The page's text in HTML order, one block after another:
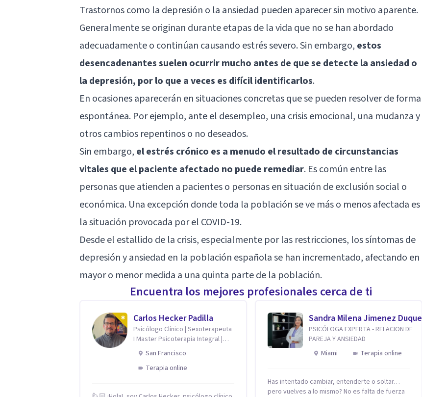
Trastornos como la depresión o la ansiedad pueden aparecer sin motivo aparente.
Generalmente se originan durante etapas de la vida que no se han abordado
adecuadamente o continúan causando estrés severo. Sin embargo, estos
desencadenantes suelen ocurrir mucho antes de que se detecte la ansiedad o
la depresión, por lo que a veces es difícil identificarlos.
En ocasiones aparecerán en situaciones concretas que se pueden resolver de forma
espontánea. Por ejemplo, ante el desempleo, una crisis emocional, una mudanza y
otros cambios repentinos o no deseados.
Sin embargo, el estrés crónico es a menudo el resultado de circunstancias
vitales que el paciente afectado no puede remediar. Es común entre las
personas que atienden a pacientes o personas en situación de exclusión social o
económica. Una excepción donde toda la población se ve más o menos afectada es
la situación provocada por el COVID-19.
Desde el estallido de la crisis, especialmente por las restricciones, los síntomas de
depresión y ansiedad en la población española se han incrementado, afectando en
mayor o menor medida a una quinta parte de la población.
Encuentra los mejores profesionales cerca de ti
Carlos Hecker Padilla
Psicólogo Clínico | Sexoterapeuta
I Master Psicoterapia Integral |
Terapeuta de Pareja
San Francisco
Terapia online
Sandra Milena Jimenez Duque
PSICÓLOGA EXPERTA - RELACION DE
PAREJA Y ANSIEDAD
Miami
Terapia online
Has intentado cambiar, entenderte o soltar…
pero vuelves a lo mismo? No es falta de fuerza